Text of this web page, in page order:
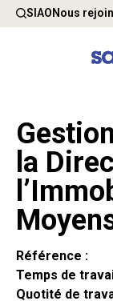
SIAONous
la
Référence :
Temps de
Quotité de